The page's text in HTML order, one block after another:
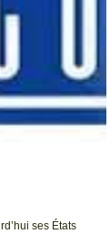
ses États